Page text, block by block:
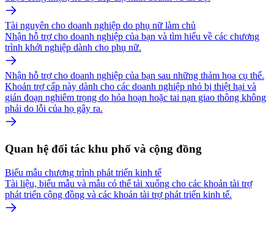
Tài nguyên cho doanh nghiệp do phụ nữ làm chủ
Nhận hỗ trợ cho doanh nghiệp của bạn và tìm hiểu về các chương
trình khởi nghiệp dành cho phụ nữ.
Nhận hỗ trợ cho doanh nghiệp của bạn sau những thảm họa cụ thể.
Khoản trợ cấp này dành cho các doanh nghiệp nhỏ bị thiệt hại và
gián đoạn nghiêm trọng do hỏa hoạn hoặc tai nạn giao thông không
phải do lỗi của họ gây ra.
Quan hệ đối tác khu phố và cộng đồng
Biểu mẫu chương trình phát triển kinh tế
Tài liệu, biểu mẫu và mẫu có thể tải xuống cho các khoản tài trợ
phát triển cộng đồng và các khoản tài trợ phát triển kinh tế.